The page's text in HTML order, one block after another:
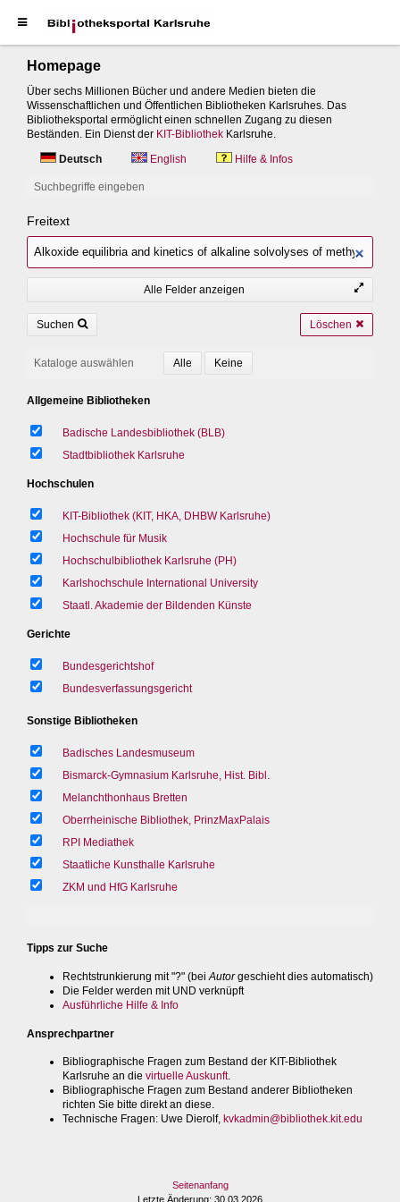
Homepage
Über sechs Millionen Bücher und andere Medien bieten die
Wissenschaftlichen und Öffentlichen Bibliotheken Karlsruhes. Das
Bibliotheksportal ermöglicht einen schnellen Zugang zu diesen
Beständen. Ein Dienst der KIT-Bibliothek Karlsruhe.
Deutsch
English Hilfe & Infos
Suchbegriffe eingeben
Freitext
Alle Felder anzeigen
Suchen Löschen
Kataloge auswählen
Allgemeine Bibliotheken
Badische Landesbibliothek (BLB)
Stadtbibliothek Karlsruhe
Hochschulen
KIT-Bibliothek (KIT, HKA, DHBW Karlsruhe)
Hochschule für Musik
Hochschulbibliothek Karlsruhe (PH)
Karlshochschule International University
Staatl. Akademie der Bildenden Künste
Gerichte
Bundesgerichtshof
Bundesverfassungsgericht
Sonstige Bibliotheken
Badisches Landesmuseum
Bismarck-Gymnasium Karlsruhe, Hist. Bibl.
Melanchthonhaus Bretten
Oberrheinische Bibliothek, PrinzMaxPalais
RPI Mediathek
Staatliche Kunsthalle Karlsruhe
ZKM und HfG Karlsruhe
Tipps zur Suche
Rechtstrunkierung mit "?" (bei Autorgeschieht dies automatisch)
Die Felder werden mit UND verknüpft
Ausführliche Hilfe & Info
Ansprechpartner
Bibliographische Fragen zum Bestand der KIT-Bibliothek
Karlsruhe an die virtuelle Auskunft.
Bibliographische Fragen zum Bestand anderer Bibliotheken
richten Sie bitte direkt an diese.
Technische Fragen: Uwe Dierolf, kvkadmin@bibliothek.kit.edu
Seitenanfang
Letzte Änderung: 30.03.2026